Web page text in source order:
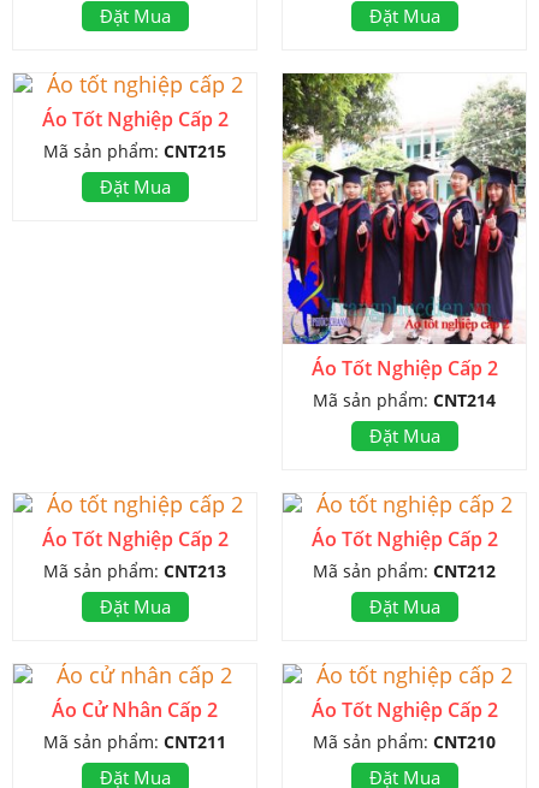
Đặt Mua Đặt Mua
Áo Tốt Nghiệp Cấp 2
Mã sản phẩm: CNT215
Đặt Mua
Áo Tốt Nghiệp Cấp 2
Mã sản phẩm: CNT214
Đặt Mua
Áo Tốt Nghiệp Cấp 2
Mã sản phẩm: CNT213
Đặt Mua
Áo Tốt Nghiệp Cấp 2
Mã sản phẩm: CNT212
Đặt Mua
Áo Cử Nhân Cấp 2
Mã sản phẩm: CNT211
Đặt Mua
Áo Tốt Nghiệp Cấp 2
Mã sản phẩm: CNT210
Đặt Mua